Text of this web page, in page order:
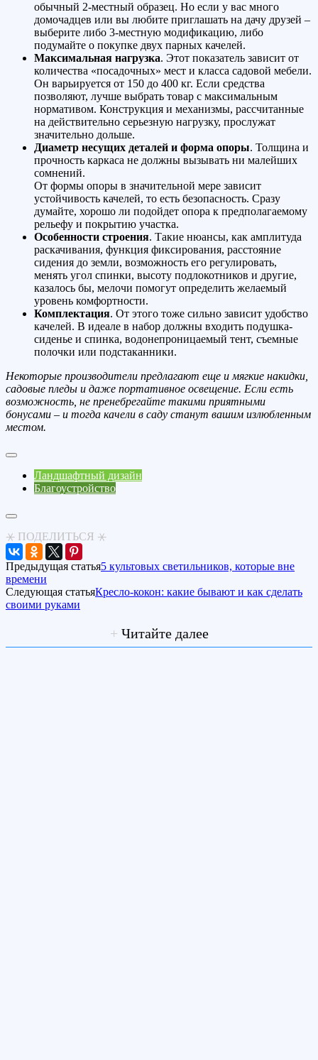
обычный 2-местный образец. Но если у вас много
домочадцев или вы любите приглашать на дачу друзей –
выберите либо 3-местную модификацию, либо
подумайте о покупке двух парных качелей.
Максимальная нагрузка. Этот показатель зависит от
количества «посадочных» мест и класса садовой мебели.
Он варьируется от 150 до 400 кг. Если средства
позволяют, лучше выбрать товар с максимальным
нормативом. Конструкция и механизмы, рассчитанные
на действительно серьезную нагрузку, прослужат
значительно дольше.
Диаметр несущих деталей и форма опоры. Толщина и
прочность каркаса не должны вызывать ни малейших
сомнений.
От формы опоры в значительной мере зависит
устойчивость качелей, то есть безопасность. Сразу
думайте, хорошо ли подойдет опора к предполагаемому
рельефу и покрытию участка.
Особенности строения. Такие нюансы, как амплитуда
раскачивания, функция фиксирования, расстояние
сидения до земли, возможность его регулировать,
менять угол спинки, высоту подлокотников и другие,
казалось бы, мелочи помогут определить желаемый
уровень комфортности.
Комплектация. От этого тоже сильно зависит удобство
качелей. В идеале в набор должны входить подушка-
сиденье и спинка, водонепроницаемый тент, съемные
полочки или подстаканники.
Некоторые производители предлагают еще и мягкие накидки,
садовые пледы и даже портативное освещение. Если есть
возможность, не пренебрегайте такими приятными
бонусами – и тогда качели в саду станут вашим излюбленным
местом.
Ландшафтный дизайн
Благоустройство
⚹ ПОДЕЛИТЬСЯ ⚹
Предыдущая статья5 культовых светильников, которые вне
времени
Следующая статьяКресло-кокон: какие бывают и как сделать
своими руками
+ Читайте далее